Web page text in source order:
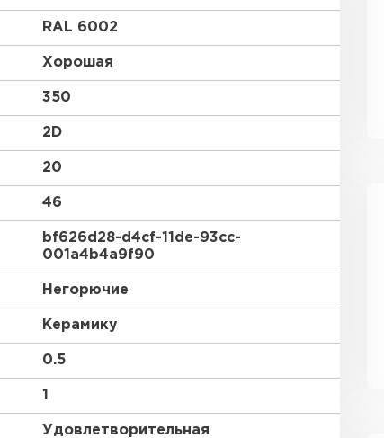
RAL 6002
Хорошая
350
2D
20
46
bf626d28-d4cf-11de-93cc-
001a4b4a9f90
Негорючие
Керамику
0.5
1
Удовлетворительная